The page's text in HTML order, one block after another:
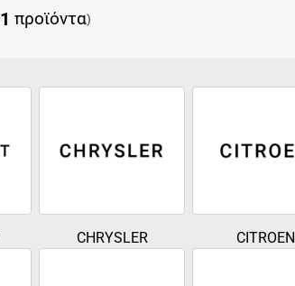
1 προϊόντα)
CHRYSLER CITROEN